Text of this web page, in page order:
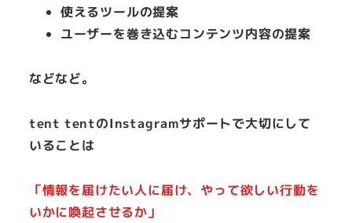
使えるツールの提案
ユーザーを巻き込むコンテンツ内容の提案
などなど。
tent tentのInstagramサポートで大切にして
いることは
「情報を届けたい人に届け、やって欲しい行動を
いかに喚起させるか」